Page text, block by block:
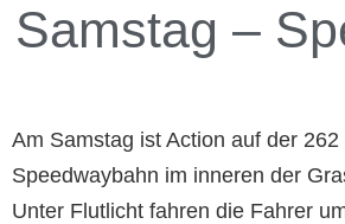
Samstag –
Am Samstag ist Action auf der
Speedwaybahn im inneren der
Unter Flutlicht fahren die Fahrer